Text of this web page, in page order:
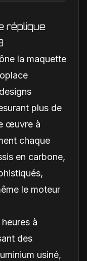
réplique
la maquette
plus de
œuvre à
chaque
en carbone,
le moteur
à
des
usiné,